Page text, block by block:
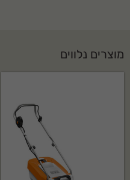
מוצרים נלווים